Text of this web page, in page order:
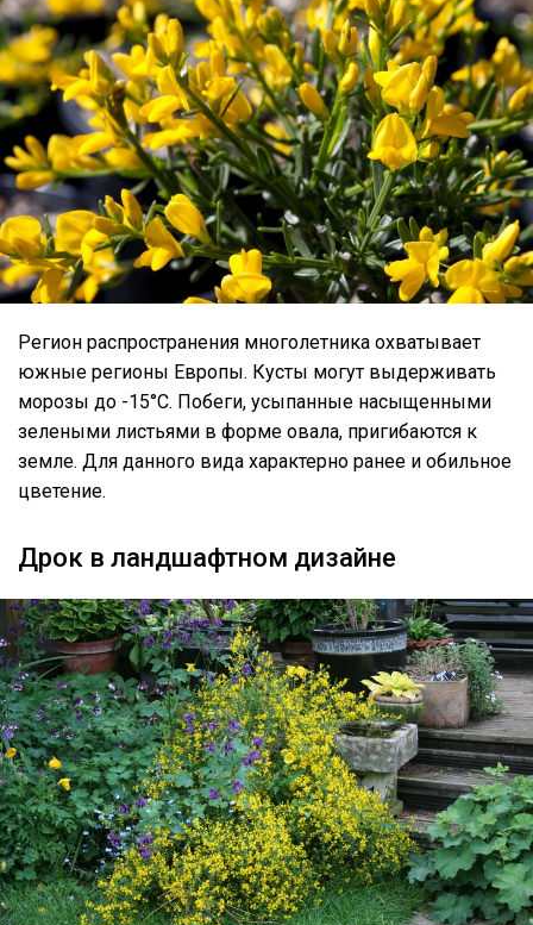
Регион распространения многолетника охватывает
южные регионы Европы. Кусты могут выдерживать
морозы до -15°C. Побеги, усыпанные насыщенными
зелеными листьями в форме овала, пригибаются к
земле. Для данного вида характерно ранее и обильное
цветение.
Дрок в ландшафтном дизайне